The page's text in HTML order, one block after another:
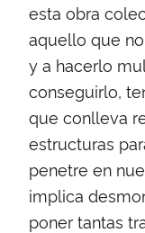
esta obra
aquello que
y a hacerlo
conseguirlo,
que conlleva
estructuras
penetre en
implica
poner tantas